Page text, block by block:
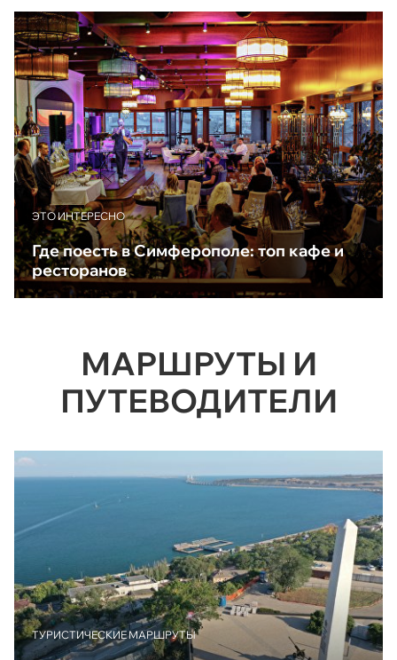
ЭТО ИНТЕРЕСНО
Где поесть в Симферополе: топ кафе и
ресторанов
МАРШРУТЫ И
ПУТЕВОДИТЕЛИ
ТУРИСТИЧЕСКИЕ МАРШРУТЫ